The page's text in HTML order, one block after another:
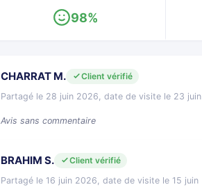
98%
CHARRAT M.
Client vérifié
Partagé le 28 juin 2026, date de visite le 23 juin
Avis sans commentaire
BRAHIM S.
Client vérifié
Partagé le 16 juin 2026, date de visite le 15 juin